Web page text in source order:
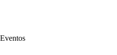
Eventos